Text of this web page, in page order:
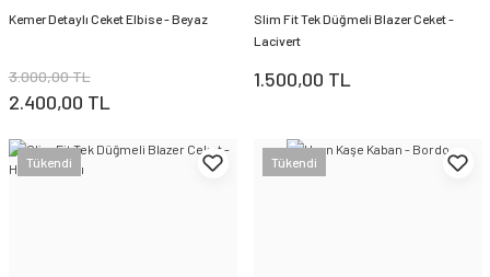
Kemer Detaylı Ceket Elbise - Beyaz
3.000,00 TL
2.400,00 TL
Slim Fit Tek Düğmeli Blazer Ceket -
Lacivert
1.500,00 TL
Tükendi Tükendi